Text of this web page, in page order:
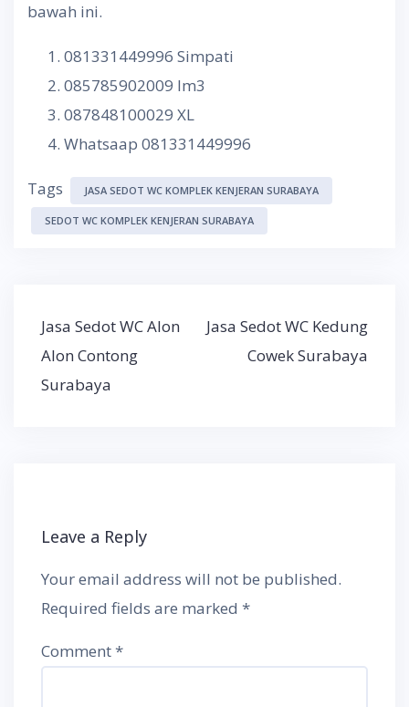
bawah ini.
081331449996 Simpati
085785902009 Im3
087848100029 XL
Whatsaap 081331449996
Tags JASA SEDOT WC KOMPLEK KENJERAN SURABAYA
SEDOT WC KOMPLEK KENJERAN SURABAYA
Post
navigation
Jasa Sedot WC Alon
Alon Contong
Surabaya
Jasa Sedot WC Kedung
Cowek Surabaya
Leave a Reply
Your email address will not be published.
Required fields are marked *
Comment*